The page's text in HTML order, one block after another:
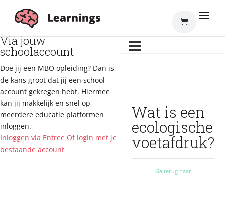
Inloggen
Via jouw
schoolaccount
Doe jij een MBO opleiding? Dan is
de kans groot dat jij een school
account gekregen hebt. Hiermee
kan jij makkelijk en snel op
meerdere educatie platformen
inloggen.
Inloggen via Entree Of login met je
bestaande account
Wat is een
ecologische
voetafdruk?
Ga terug naar